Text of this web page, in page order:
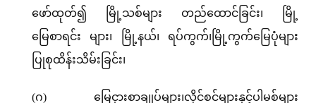
ဖော်ထုတ်၍ မြို့သစ်များ တည်ထောင်ခြင်း၊ မြို့
မြေစာရင်း များ၊ မြို့နယ်၊ ရပ်ကွက်၊မြို့ကွက်မြေပုံများ
ပြုစုထိန်းသိမ်းခြင်း၊
(ဂ) မြေငှားစာချုပ်များ၊လိုင်စင်များနှင့်ပါမစ်များ